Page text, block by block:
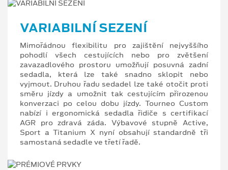
VARIABILNÍ SEZENÍ
Mimořádnou flexibilitu pro zajištění nejvyššího
pohodlí všech cestujících nebo pro zvětšení
zavazadlového prostoru umožňují posuvná zadní
sedadla, která lze také snadno sklopit nebo
vyjmout. Druhou řadu sedadel lze také otočit proti
směru jízdy a umožnit tak cestujícím přirozenou
konverzaci po celou dobu jízdy. Tourneo Custom
nabízí i ergonomická sedadla řidiče s certifikací
AGR pro zdravá záda. Výbavové stupně Active,
Sport a Titanium X nyní obsahují standardně tři
samostaná sedadle ve třetí řadě.